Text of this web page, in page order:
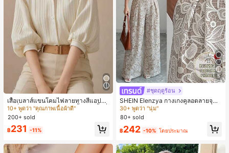
เสื้อเบลาส์แขนโคมไฟลายทางสีแอปริค
อตที่หรูหราสำหรับผู้หญิง, เสื้อแขนสั้นที่
ใช้ได้หลากหลายสำหรับการเดินทาง, ตั
ดแบบสุ่มสำหรับฤดูร้อน
#4 ขายดี
ใน วันหยุด เสื้อเบลาส์ผู้หญิง
10+ พูดว่า "คุณภาพเนื้อผ้าดี"
#4 ขายดี
10+ พูดว่า "คุณภาพเนื้อผ้าดี"
#4 ขายดี
10+ พูดว่า "คุณภาพเนื้อผ้าดี"
#4 ขายดี
200+ sold
฿231 -11%
5
#ชุดฤดูร้อน
SHEIN Elenzya กางเกงคูลอตลายจุดเ
อวสูงแบบใหม่สำหรับฤดูใบไม้ผลิ/ฤดูร้อ
น, สไตล์หรูหราเหมาะสำหรับใส่ในชีวิต
ประจำวันและทำงาน, ให้ความรู้สึกวินเ
ทจสำหรับฤดูรับปริญญา, เทศกาลดนตร
ี, การแข่งม้าดาร์บี้, วันประกาศอิสรภาพ
#4 ขายดี
ใน หลากสี กางเกงลำลอง
30+ พูดว่า "นุ่ม"
#4 ขายดี ใน หลากสี กางเกงลำลอง
30+ พูดว่า "นุ่ม"
#4 ขายดี ใน หลากสี กางเกงลำลอง
30+ พูดว่า "นุ่ม"
#4 ขายดี
ใน หลากสี กางเกงลำลอง
80+ sold
฿242 -10% โดยประมาณ